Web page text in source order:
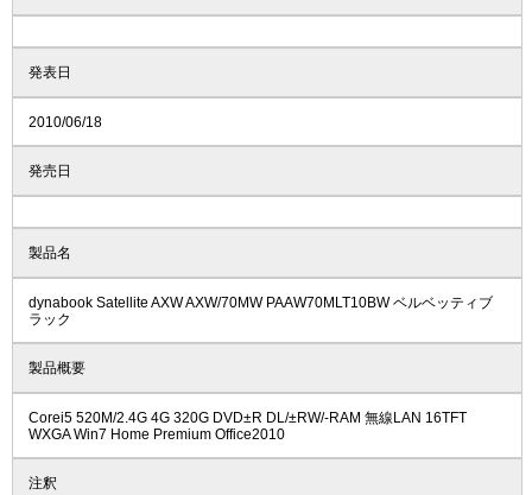
発表日
2010/06/18
発売日
製品名
dynabook Satellite AXW AXW/70MW PAAW70MLT10BW ベルベッティブ
ラック
製品概要
Corei5 520M/2.4G 4G 320G DVD±R DL/±RW/-RAM 無線LAN 16TFT
WXGA Win7 Home Premium Office2010
注釈